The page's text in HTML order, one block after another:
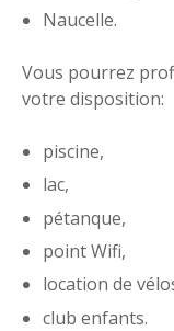
Naucelle.
Vous pourrez
votre disposition:
piscine,
lac,
pétanque,
point Wifi,
location de
club enfants.